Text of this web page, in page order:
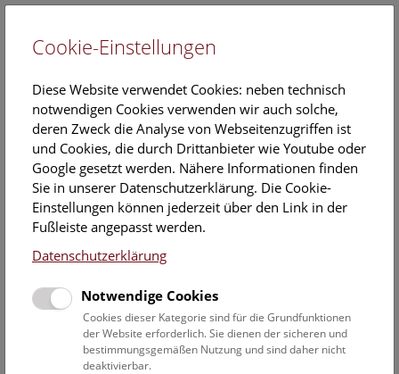
EN
Veranstaltungskalender
Informationen zu Gruppen,- Kindergarten- und
Schulprogrammen finden Siehier
Datumsfilter
1.4.2021
Cookie-Einstellungen
Diese Website verwendet Cookies: neben technisch
notwendigen Cookies verwenden wir auch solche,
deren Zweck die Analyse von Webseitenzugriffen ist
und Cookies, die durch Drittanbieter wie Youtube oder
Google gesetzt werden. Nähere Informationen finden
Sie in unserer Datenschutzerklärung. Die Cookie-
Einstellungen können jederzeit über den Link in der
Fußleiste angepasst werden.
Datenschutzerklärung
Notwendige Cookies
Cookies dieser Kategorie sind für die Grundfunktionen
der Website erforderlich. Sie dienen der sicheren und
bestimmungsgemäßen Nutzung und sind daher nicht
deaktivierbar.